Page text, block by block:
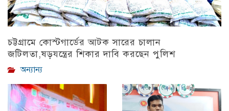
চট্টগ্রামে কোস্টগার্ডের আটক সারের চালান
জটিলতা,ষড়যন্ত্রের শিকার দাবি করছেন পুলিশ
অন্যান্য